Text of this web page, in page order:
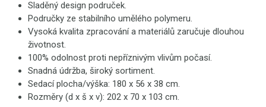
Sladěný design područek.
Područky ze stabilního umělého polymeru.
Vysoká kvalita zpracování a materiálů zaručuje dlouhou
životnost.
100% odolnost proti nepříznivým vlivům počasí.
Snadná údržba, široký sortiment.
Sedací plocha/výška: 180 x 56 x 38 cm.
Rozměry (d x š x v): 202 x 70 x 103 cm.